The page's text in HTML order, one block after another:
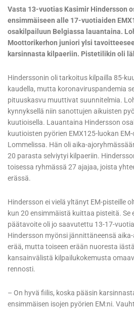
Vasta 13-vuotias Kasimir Hindersson
ensimmäiseen alle 17-vuotiaiden
osakilpailuun Belgiassa lauantaina.
Moottorikerhon juniori ylsi
karsinnasta kilpaeriin. Pistetilikin oli
Hinderssonin oli tarkoitus kilpailla 85-
kaudella, mutta koronaviruspandemia
pituuskasvu muuttivat suunnitelmia.
kynnyksellä niin sanottujen aikuisten
kuutioisella. Lauantaina Hindersson
kuutioisten pyörien EMX125-luokan
Lommelissa. Hän oli aika-
20 parasta selviytyi kilpaeriin.
toisessa ryhmässä 27 ajajaa, joista
erässä.
Hindersson ei vielä yltänyt EM-pisteille
kun 20 ensimmäistä kuittaa pisteitä. Se
päätavoite oli jo saavutettu 13-17-
Hindersson myönsi jännittäneensä
erää, mutta toiseen erään nuoresta
kansainvälistä kilpailukokemusta
rennosti.
– On hyvä fiilis, koska pääsin
ensimmäisen isojen pyörien EM:ni.